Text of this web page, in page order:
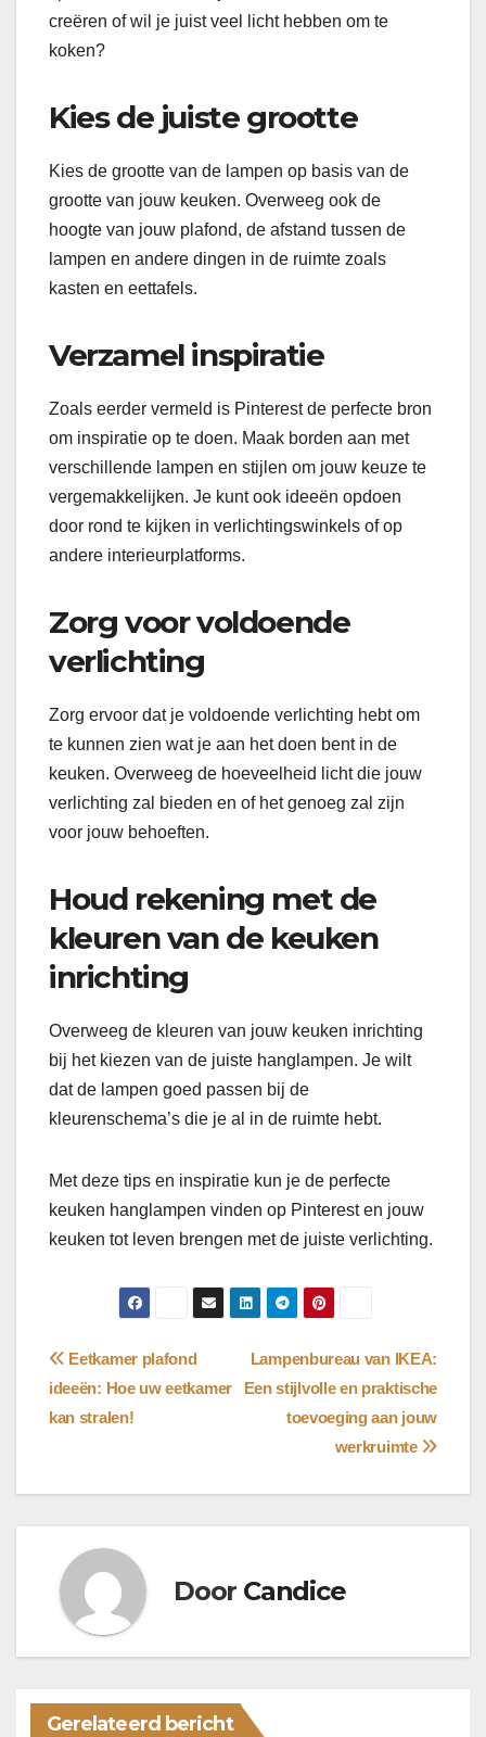
creëren of wil je juist veel licht hebben om te
koken?
Kies de juiste grootte
Kies de grootte van de lampen op basis van de
grootte van jouw keuken. Overweeg ook de
hoogte van jouw plafond, de afstand tussen de
lampen en andere dingen in de ruimte zoals
kasten en eettafels.
Verzamel inspiratie
Zoals eerder vermeld is Pinterest de perfecte bron
om inspiratie op te doen. Maak borden aan met
verschillende lampen en stijlen om jouw keuze te
vergemakkelijken. Je kunt ook ideeën opdoen
door rond te kijken in verlichtingswinkels of op
andere interieurplatforms.
Zorg voor voldoende
verlichting
Zorg ervoor dat je voldoende verlichting hebt om
te kunnen zien wat je aan het doen bent in de
keuken. Overweeg de hoeveelheid licht die jouw
verlichting zal bieden en of het genoeg zal zijn
voor jouw behoeften.
Houd rekening met de
kleuren van de keuken
inrichting
Overweeg de kleuren van jouw keuken inrichting
bij het kiezen van de juiste hanglampen. Je wilt
dat de lampen goed passen bij de
kleurenschema’s die je al in de ruimte hebt.
Met deze tips en inspiratie kun je de perfecte
keuken hanglampen vinden op Pinterest en jouw
keuken tot leven brengen met de juiste verlichting.
Bericht
navigatie
Lampenbureau van IKEA:
Een stijlvolle en praktische
toevoeging aan jouw
werkruimte
Eetkamer plafond
ideeën: Hoe uw eetkamer
kan stralen!
Door Candice
Gerelateerd bericht